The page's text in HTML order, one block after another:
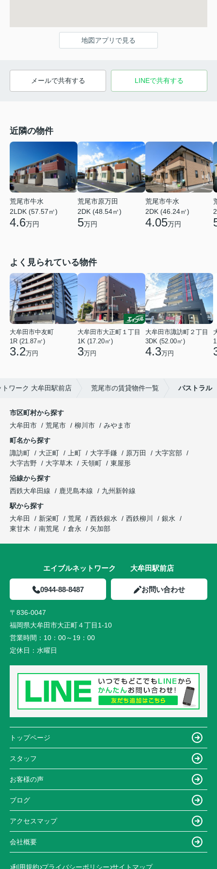
地図アプリで見る
メールで共有する LINEで共有する
近隣の物件
荒尾市牛水
2LDK (57.57㎡)
4.6万円
荒尾市原万田
2DK (48.54㎡)
5万円
荒尾市牛水
2DK (46.24㎡)
4.05万円
よく見られている物件
大牟田市中友町
1R (21.87㎡)
3.2万円
大牟田市大正町１丁目
1K (17.20㎡)
3万円
大牟田市諏訪町２丁目
3DK (52.00㎡)
4.3万円
ワーク 大牟田駅前店 荒尾市の賃貸物件一覧 パストラル
市区町村から探す
大牟田市
荒尾市 柳川市
みやま市
町名から探す
諏訪町
大正町 上町 大字手鎌 原万田
大字宮部
大字吉野
大字草木 天領町
東屋形
沿線から探す
西鉄大牟田線
鹿児島本線
九州新幹線
駅から探す
大牟田
新栄町 荒尾 西鉄銀水 西鉄柳川
銀水
東甘木
南荒尾 倉永 矢加部
エイブルネットワーク 大牟田駅前店
0944-88-8487 お問い合わせ
〒836-0047
福岡県大牟田市大正町４丁目1-10
営業時間： 10：00～19：00
定休日： 水曜日
トップページ
スタッフ
お客様の声
ブログ
アクセスマップ
会社概要
利用規約 プライバシーポリシー サイトマップ